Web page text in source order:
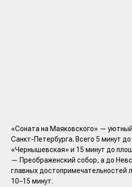
«Соната на Маяковского» —
Санкт-Петербурга. Всего 5 минут
«Чернышевская» и 15 минут до
— Преображенский собор, а до
главных достопримечательностей
10–15 минут.